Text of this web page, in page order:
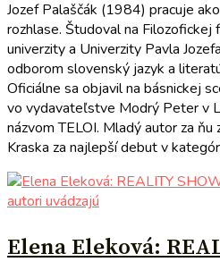
Jozef Palaščák (1984) pracuje
rozhlase. Študoval na
univerzity a Univerzity Pavla
odborom slovenský jazyk a
Oficiálne sa objavil na básnickej
vo vydavateľstve Modrý Peter v
názvom TELOI. Mladý autor za ňu
Kraska za najlepší debut v
autori uvádzajú
Elena Eleková: